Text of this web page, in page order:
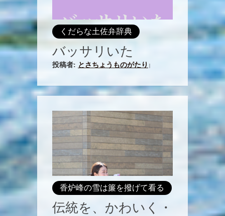
くだらな土佐弁辞典
バッサリいた
投稿者: とさちょうものがたり
香炉峰の雪は簾を撥げて看る
伝統を、かわいく・